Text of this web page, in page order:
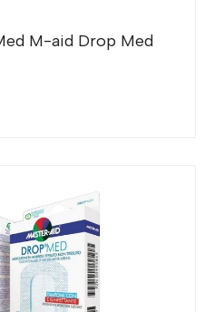
M-aid Drop Med